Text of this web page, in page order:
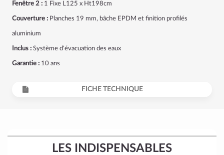
Fenêtre 2 : 1 Fixe L125 x Ht198cm
Couverture : Planches 19 mm, bâche EPDM et finition profilés
aluminium
Inclus : Système d'évacuation des eaux
Garantie : 10 ans
FICHE TECHNIQUE
LES INDISPENSABLES